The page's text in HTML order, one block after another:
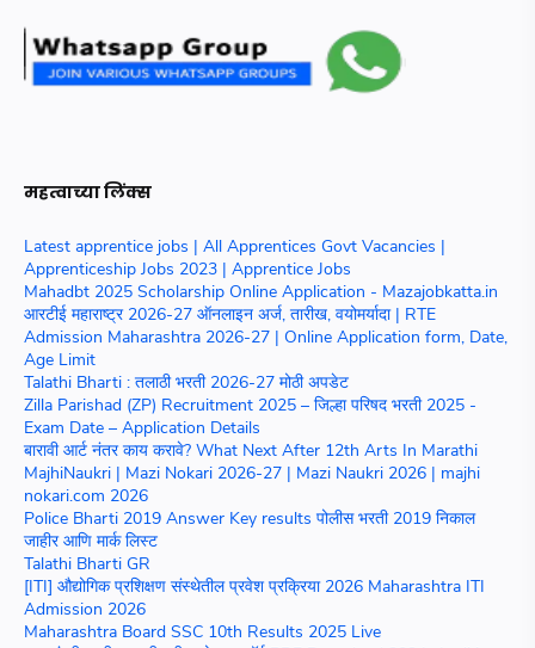
महत्वाच्या लिंक्स
Latest apprentice jobs | All Apprentices Govt Vacancies |
Apprenticeship Jobs 2023 | Apprentice Jobs
Mahadbt 2025 Scholarship Online Application - Mazajobkatta.in
आरटीई महाराष्ट्र 2026-27 ऑनलाइन अर्ज, तारीख, वयोमर्यादा | RTE
Admission Maharashtra 2026-27 | Online Application form, Date,
Age Limit
Talathi Bharti : तलाठी भरती 2026-27 मोठी अपडेट
Zilla Parishad (ZP) Recruitment 2025 – जिल्हा परिषद भरती 2025 -
Exam Date – Application Details
बारावी आर्ट नंतर काय करावे? What Next After 12th Arts In Marathi
MajhiNaukri | Mazi Nokari 2026-27 | Mazi Naukri 2026 | majhi
nokari.com 2026
Police Bharti 2019 Answer Key results पोलीस भरती 2019 निकाल
जाहीर आणि मार्क लिस्ट
Talathi Bharti GR
[ITI] औद्योगिक प्रशिक्षण संस्थेतील प्रवेश प्रक्रिया 2026 Maharashtra ITI
Admission 2026
Maharashtra Board SSC 10th Results 2025 Live